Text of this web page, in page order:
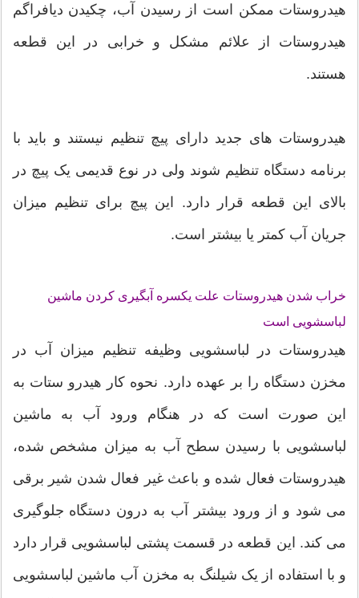
هیدروستات ممکن است از رسیدن آب، چکیدن دیافراگم
هیدروستات از علائم مشکل و خرابی در این قطعه
هستند.
هیدروستات های جدید دارای پیچ تنظیم نیستند و باید با
برنامه دستگاه تنظیم شوند ولی در نوع قدیمی یک پیچ در
بالای این قطعه قرار دارد. این پیچ برای تنظیم میزان
جریان آب کمتر یا بیشتر است.
خراب شدن هیدروستات علت یکسره آبگیری کردن ماشین
لباسشویی است
هیدروستات در لباسشویی وظیفه تنظیم میزان آب در
مخزن دستگاه را بر عهده دارد. نحوه کار هیدرو ستات به
این صورت است که در هنگام ورود آب به ماشین
لباسشویی با رسیدن سطح آب به میزان مشخص شده،
هیدروستات فعال شده و باعث غیر فعال شدن شیر برقی
می شود و از ورود بیشتر آب به درون دستگاه جلوگیری
می کند. این قطعه در قسمت پشتی لباسشویی قرار دارد
و با استفاده از یک شیلنگ به مخزن آب ماشین لباسشویی